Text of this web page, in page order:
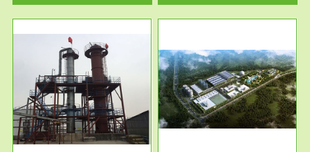
服务范围
市政固废处理
蔚蓝生态环境科技所从事的市政
废物处理业务包括市政废物的处